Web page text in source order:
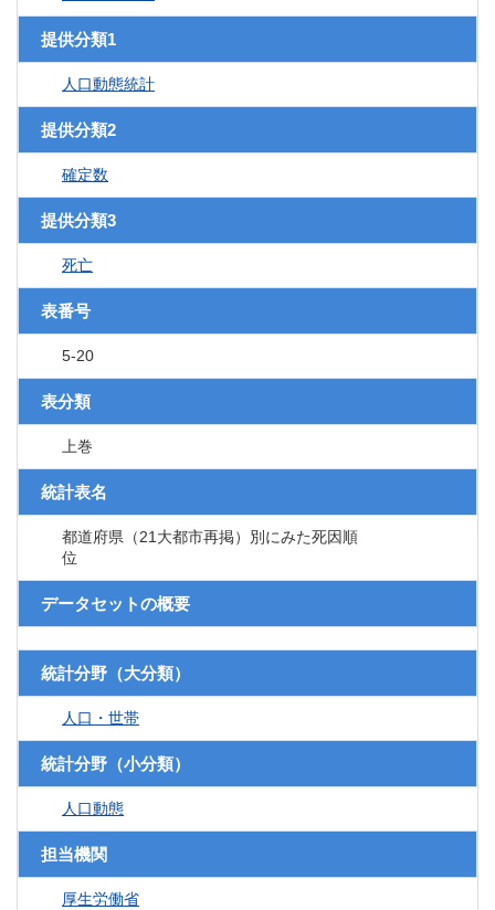
提供分類1
人口動態統計
提供分類2
確定数
提供分類3
死亡
表番号
5-20
表分類
上巻
統計表名
都道府県（21大都市再掲）別にみた死因順
位
データセットの概要
統計分野（大分類）
人口・世帯
統計分野（小分類）
人口動態
担当機関
厚生労働省